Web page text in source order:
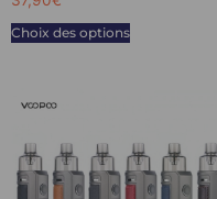
Choix des options